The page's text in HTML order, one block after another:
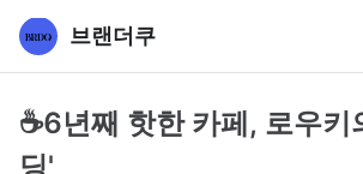
브랜더쿠
☕6년째 핫한 카페, 로우키
딩'